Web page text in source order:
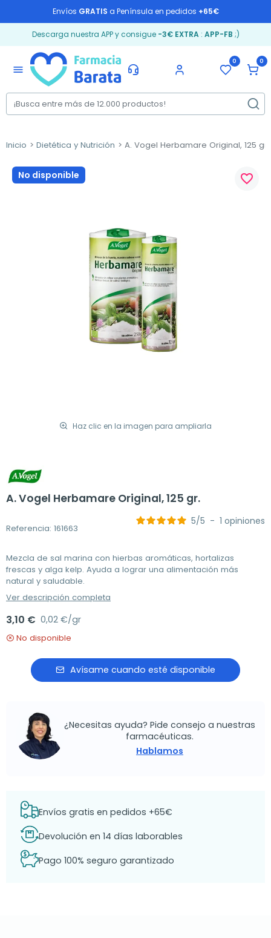
Envíos GRATIS a Península en pedidos +65€
Descarga nuestra APP y consigue -3€ EXTRA: APP-FB ;)
menu
0 0
Inicio Dietética y Nutrición A. Vogel Herbamare Original, 125 gr.
No disponible
Haz clic en la imagen para ampliarla
favorite_border
A. Vogel Herbamare Original, 125 gr.
Referencia: 161663
5/5 - 1 opiniones
Mezcla de sal marina con hierbas aromáticas, hortalizas
frescas y alga kelp. Ayuda a lograr una alimentación más
natural y saludable.
Ver descripción completa
3,10 € 0,02 €/gr
No disponible
Avísame cuando esté disponible
¿Necesitas ayuda? Pide consejo a nuestras
farmacéuticas.
Hablamos
Envíos gratis en pedidos +65€
Devolución en 14 días laborables
Pago 100% seguro garantizado